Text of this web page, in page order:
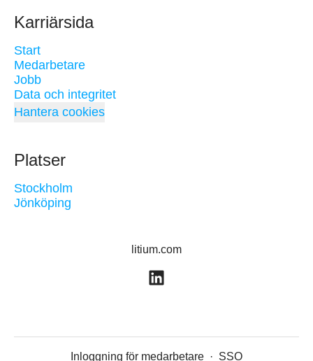
Karriärsida
Start
Medarbetare
Jobb
Data och integritet
Hantera cookies
Platser
Stockholm
Jönköping
litium.com
Inloggning för medarbetare · SSO